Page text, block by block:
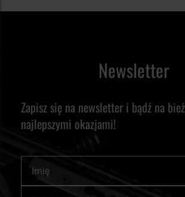
Newsletter
Zapisz się na newsletter i bądź na
najlepszymi okazjami!